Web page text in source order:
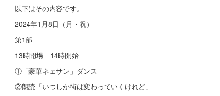
以下はその内容です。
2024年1月8日（月・祝）
第1部
13時開場 14時開始
①「豪華ネェサン」ダンス
②朗読「いつしか街は変わっていくけれど」